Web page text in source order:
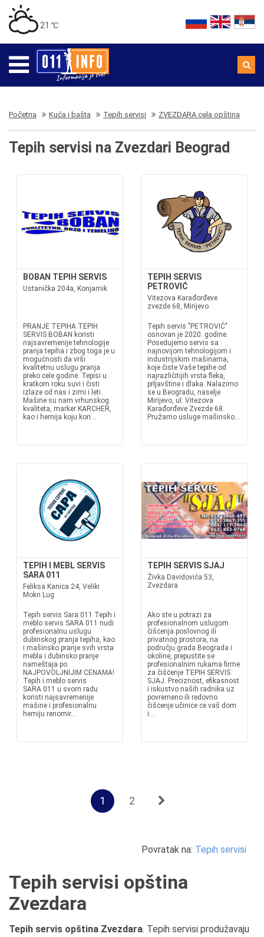
21 ℃
Početna Kuća i bašta Tepih servisi ZVEZDARA cela opština
Tepih servisi na Zvezdari Beograd
BOBAN TEPIH SERVIS
Ustanička 204a, Konjarnik
PRANJE TEPIHA TEPIH
SERVIS BOBAN koristi
najsavremenije tehnologije
pranja tepiha i zbog toga je u
mogućnosti da vrši
kvalitetnu uslugu pranja
preko cele godine. Tepisi u
kratkom roku suvi i čisti
izlaze od nas i zimi i leti.
Mašine su nam vrhunskog
kvaliteta, marker KARCHER,
kao i hemija koju kori...
TEPIH SERVIS
PETROVIĆ
Vitezova Karađorđeve
zvezde 68, Mirijevo
Tepih servis "PETROVIĆ"
osnovan je 2020. godine.
Posedujemo servis sa
najnovijom tehnologijom i
industrijskim mašinama,
koje čiste Vaše tepihe od
najrazličitijih vrsta fleka,
prljavštine i dlaka. Nalazimo
se u Beogradu, naselje
Mirijevo, ul: Vitezova
Karađorđeve Zvezde 68.
Pružamo usluge mašinsko...
TEPIH I MEBL SERVIS
SARA 011
Feliksa Kanica 24, Veliki
Mokri Lug
Tepih servis Sara 011 Tepih i
meblo servis SARA 011 nudi
profesionalnu uslugu
dubinskog pranja tepiha, kao
i mašinsko pranje svih vrsta
mebla i dubinsko pranje
nameštaja po
NAJPOVOLJNIJIM CENAMA!
Tepih i meblo servis
SARA 011 u svom radu
koristi najsavremenije
mašine i profesionalnu
hemiju renomir...
TEPIH SERVIS SJAJ
Živka Davidovića 53,
Zvezdara
Ako ste u potrazi za
profesionalnom uslugom
čišċenja poslovnog ili
privatnog prostora, na
području grada Beograda i
okoline, prepustite se
profesionalnim rukama firme
za čišċenje TEPIH SERVIS
SJAJ. Preciznost, efikasnost
i iskustvo naših radnika uz
povremeno ili redovno
čišċenje učiniċe ce vaš dom
i...
1 2
Povratak na: Tepih servisi
Tepih servisi opština
Zvezdara
Tepih servis opština Zvezdara. Tepih servisi produžavaju